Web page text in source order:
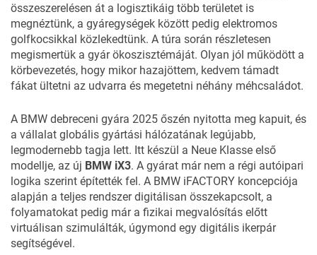
összeszerelésen át a logisztikáig több területet is
megnéztünk, a gyáregységek között pedig elektromos
golfkocsikkal közlekedtünk. A túra során részletesen
megismertük a gyár ökoszisztémáját. Olyan jól működött a
körbevezetés, hogy mikor hazajöttem, kedvem támadt
fákat ültetni az udvarra és megetetni néhány méhcsaládot.
A BMW debreceni gyára 2025 őszén nyitotta meg kapuit, és
a vállalat globális gyártási hálózatának legújabb,
legmodernebb tagja lett. Itt készül a Neue Klasse első
modellje, az új BMW iX3. A gyárat már nem a régi autóipari
logika szerint építették fel. A BMW iFACTORY koncepciója
alapján a teljes rendszer digitálisan összekapcsolt, a
folyamatokat pedig már a fizikai megvalósítás előtt
virtuálisan szimulálták, úgymond egy digitális ikerpár
segítségével.